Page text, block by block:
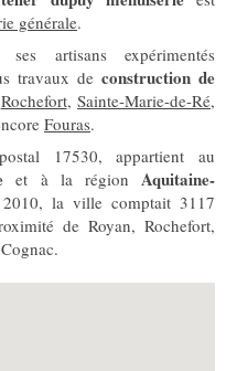
générale.
artisans expérimentés
travaux de construction de
Rochefort,Sainte-Marie-de-Ré,
Fouras.
17530, appartient au
et à la régionAquitaine-
la ville comptait 3117
de Royan, Rochefort,